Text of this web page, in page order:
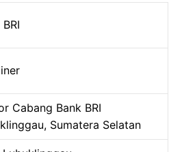
Cabang Bank BRI
Sumatera Selatan